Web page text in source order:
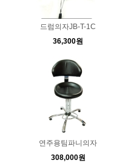
드럼의자JB-T-1C
36,300원
연주용팀파니의자
308,000원